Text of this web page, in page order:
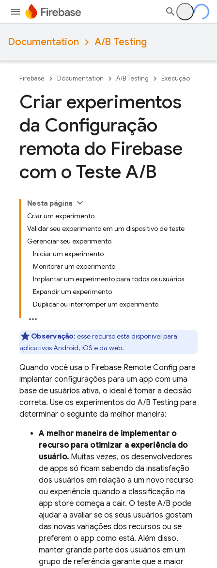
Documentation A/B Testing
Firebase Documentation A/B Testing Execução
Criar experimentos
da Configuração
remota do Firebase
com o Teste A/B
Nesta página
Criar um experimento
Validar seu experimento em um dispositivo de teste
Gerenciar seu experimento
Iniciar um experimento
Monitorar um experimento
Implantar um experimento para todos os usuários
Expandir um experimento
Duplicar ou interromper um experimento
Observação: esse recurso está disponível para
aplicativos Android, iOS e da web.
Quando você usa o Firebase Remote Config para
implantar configurações para um app com uma
base de usuários ativa, o ideal é tomar a decisão
correta. Use os experimentos do A/B Testing para
determinar o seguinte da melhor maneira:
A melhor maneira de implementar o
recurso para otimizar a experiência do
usuário. Muitas vezes, os desenvolvedores
de apps só ficam sabendo da insatisfação
dos usuários em relação a um novo recurso
ou experiência quando a classificação na
app store começa a cair. O teste A/B pode
ajudar a avaliar se os seus usuários gostam
das novas variações dos recursos ou se
preferem o app como está. Além disso,
manter grande parte dos usuários em um
grupo de referência garante que a maior